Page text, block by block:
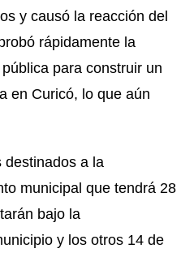
y causó la reacción del
rápidamente la
para construir un
en Curicó, lo que aún
destinados a la
municipal que tendrá 28
bajo la
y los otros 14 de